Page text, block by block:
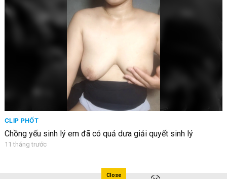
CLIP PHỐT
Chồng yếu sinh lý em đã có quả dưa giải quyết sinh lý
11 tháng trước
Close